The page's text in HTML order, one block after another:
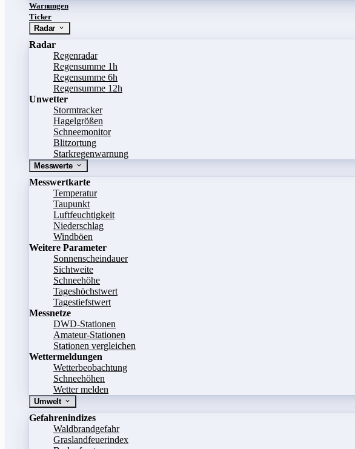
Warnungen
Ticker
Radar
Radar
Regenradar
Regensumme 1h
Regensumme 6h
Regensumme 12h
Unwetter
Stormtracker
Hagelgrößen
Schneemonitor
Blitzortung
Starkregenwarnung
Messwerte
Messwertkarte
Temperatur
Taupunkt
Luftfeuchtigkeit
Niederschlag
Windböen
Weitere Parameter
Sonnenscheindauer
Sichtweite
Schneehöhe
Tageshöchstwert
Tagestiefstwert
Messnetze
DWD-Stationen
Amateur-Stationen
Stationen vergleichen
Wettermeldungen
Wetterbeobachtung
Schneehöhen
Wetter melden
Umwelt
Gefahrenindizes
Waldbrandgefahr
Graslandfeuerindex